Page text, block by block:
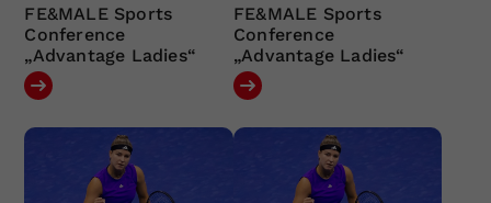
FE&MALE Sports
Conference
„Advantage Ladies“
FE&MALE Sports
Conference
„Advantage Ladies“